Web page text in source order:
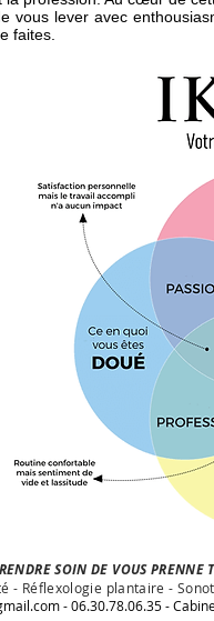
vous lever avec
faites.
SOIN DE VOUS PRENNE
- Réflexologie plantaire -
- 06.30.78.06.35 -